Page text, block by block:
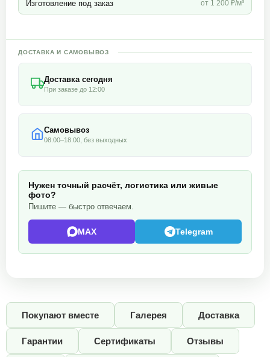
Изготовление под заказ от 1 200 ₽/м³
ДОСТАВКА И САМОВЫВОЗ
Доставка сегодня
При заказе до 12:00
Самовывоз
08:00–18:00, без выходных
Нужен точный расчёт, логистика или живые
фото?
Пишите — быстро отвечаем.
MAX Telegram
Покупают вместе Галерея Доставка
Гарантии Сертификаты Отзывы